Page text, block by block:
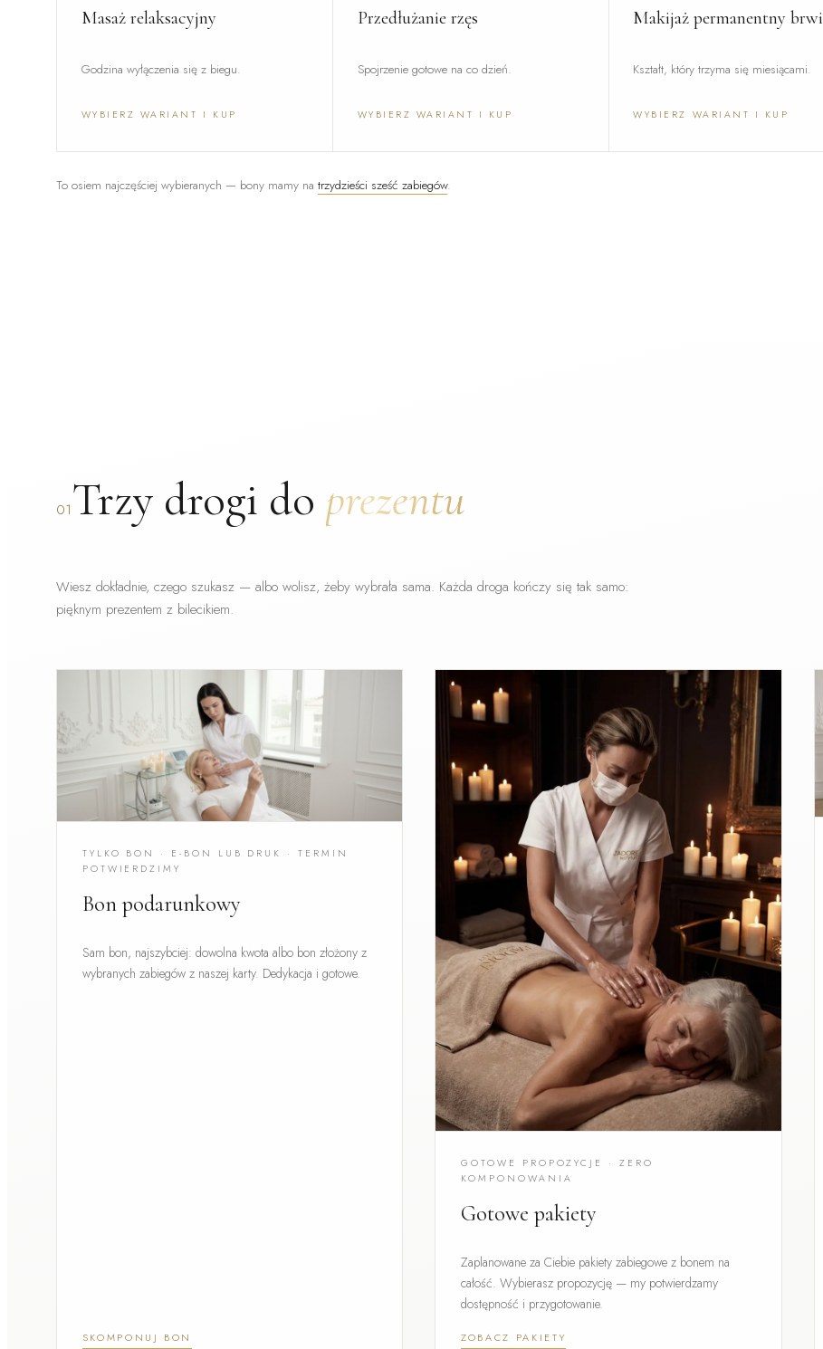
Masaż relaksacyjny
Godzina wyłączenia się z biegu.
WYBIERZ WARIANT I KUP
Przedłużanie rzęs
Spojrzenie gotowe na co dzień.
WYBIERZ WARIANT I KUP
Makijaż permanentny brwi
Kształt, który trzyma się miesiącami.
WYBIERZ WARIANT I KUP
To osiem najczęściej wybieranych — bony mamy na trzydzieści sześć zabiegów.
01Trzy drogi do prezentu
Wiesz dokładnie, czego szukasz — albo wolisz, żeby wybrała sama. Każda droga kończy się tak samo:
pięknym prezentem z bilecikiem.
TYLKO BON · E-BON LUB DRUK · TERMIN
POTWIERDZIMY
Bon podarunkowy
Sam bon, najszybciej: dowolna kwota albo bon złożony z
wybranych zabiegów z naszej karty. Dedykacja i gotowe.
SKOMPONUJ BON
GOTOWE PROPOZYCJE · ZERO
KOMPONOWANIA
Gotowe pakiety
Zaplanowane za Ciebie pakiety zabiegowe z bonem na
całość. Wybierasz propozycję — my potwierdzamy
dostępność i przygotowanie.
ZOBACZ PAKIETY